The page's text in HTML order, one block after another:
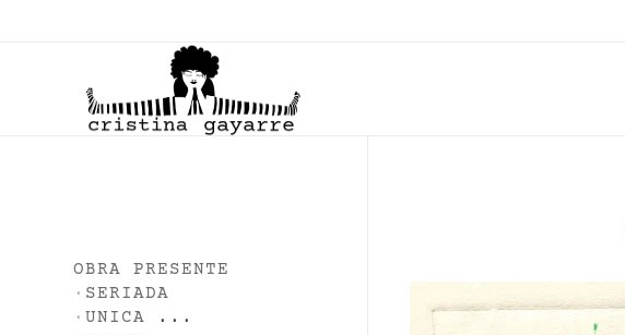
OBRA PRESENTE
· SERIADA
· UNICA ...